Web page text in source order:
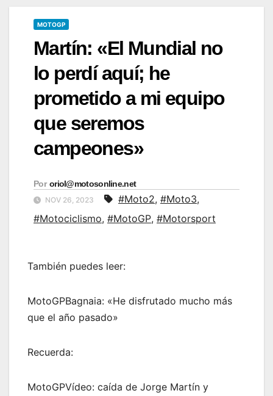
MOTOGP
Martín: «El Mundial no
lo perdí aquí; he
prometido a mi equipo
que seremos
campeones»
Por oriol@motosonline.net
NOV 26, 2023 #Moto2, #Moto3,
#Motociclismo, #MotoGP, #Motorsport
También puedes leer:
MotoGPBagnaia: «He disfrutado mucho más
que el año pasado»
Recuerda:
MotoGPVídeo: caída de Jorge Martín y